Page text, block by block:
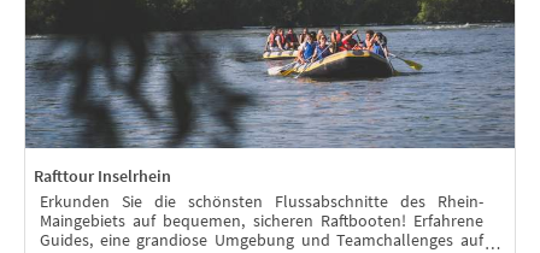
Rafttour Inselrhein
Erkunden Sie die schönsten Flussabschnitte des Rhein-
Maingebiets auf bequemen, sicheren Raftbooten! Erfahrene
Guides, eine grandiose Umgebung und Teamchallenges auf